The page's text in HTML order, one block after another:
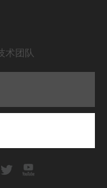
术团队